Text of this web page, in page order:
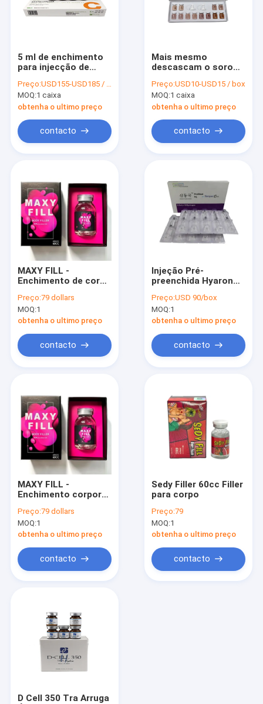
Produtos
Sobre nós
Excursão da fábrica
Controle da qualidade
Notícia
Peça umas citações
Enchimento cutâneo ácido hialurónico
enchimentos ácidos hialurónicos do enrugamento
5 ml de enchimento
para injecção de
para reestruturação
da pele A
Preço:USD155-USD185 / box
MOQ:1 caixa
obtenha o ultimo preço
contacto
Mais mesmo
descascam o soro
do BB de Tone Korea
6 cores
Preço:USD10-USD15 / box
MOQ:1 caixa
obtenha o ultimo preço
contacto
MAXY FILL -
Enchimento de corpo
ácido hialurónico
Preço:79 dollars
MOQ:1
obtenha o ultimo preço
contacto
Injeção Pré-
preenchida Hyaron
Reforço Cutâneo de
Ácido Hialurônico -
Mesoterapia Hyaron
Preço:USD 90/box
MOQ:1
obtenha o ultimo preço
contacto
MAXY FILL -
Enchimento corporal
Preço:79 dollars
MOQ:1
obtenha o ultimo preço
contacto
Sedy Filler 60cc Filler
para corpo
Preço:79
MOQ:1
obtenha o ultimo preço
contacto
D Cell 350 Tra Arruga